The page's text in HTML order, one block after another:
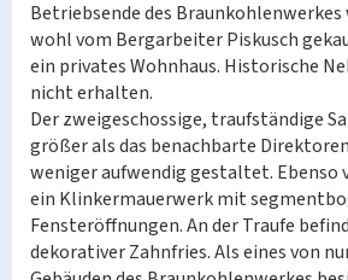
Betriebsende des Braunkohlenwerkes
wohl vom Bergarbeiter Piskusch
ein privates Wohnhaus. Historische
nicht erhalten.
Der zweigeschossige, traufständige
größer als das benachbarte
weniger aufwendig gestaltet. Ebenso
ein Klinkermauerwerk mit
Fensteröffnungen. An der Traufe
dekorativer Zahnfries. Als eines von